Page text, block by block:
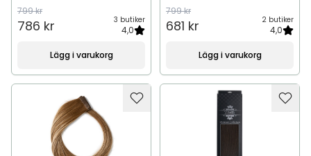
799 kr
786 kr 3 butiker
4,0
Lägg i varukorg
799 kr
681 kr 2 butiker
4,0
Lägg i varukorg